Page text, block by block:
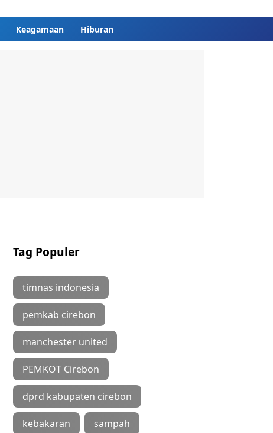
Keagamaan Hiburan
Tag Populer
timnas indonesia
pemkab cirebon
manchester united
PEMKOT Cirebon
dprd kabupaten cirebon
kebakaran sampah